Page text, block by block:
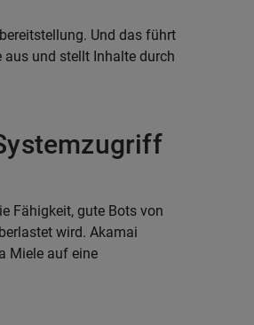
Und das führt
und stellt Inhalte durch
Fähigkeit, gute Bots von
wird. Akamai
Miele auf eine